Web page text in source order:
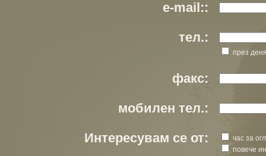
e-mail::
тел.:
през
факс:
мобилен тел.:
Интересувам се от:
час за
повече